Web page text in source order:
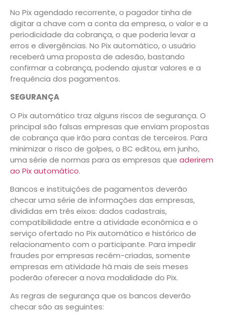
No Pix agendado recorrente, o pagador tinha de
digitar a chave com a conta da empresa, o valor e a
periodicidade da cobrança, o que poderia levar a
erros e divergências. No Pix automático, o usuário
receberá uma proposta de adesão, bastando
confirmar a cobrança, podendo ajustar valores e a
frequência dos pagamentos.
SEGURANÇA
O Pix automático traz alguns riscos de segurança. O
principal são falsas empresas que enviam propostas
de cobrança que irão para contas de terceiros. Para
minimizar o risco de golpes, o BC editou, em junho,
uma série de normas para as empresas que aderirem
ao Pix automático.
Bancos e instituições de pagamentos deverão
checar uma série de informações das empresas,
divididas em três eixos: dados cadastrais,
compatibilidade entre a atividade econômica e o
serviço ofertado no Pix automático e histórico de
relacionamento com o participante. Para impedir
fraudes por empresas recém-criadas, somente
empresas em atividade há mais de seis meses
poderão oferecer a nova modalidade do Pix.
As regras de segurança que os bancos deverão
checar são as seguintes: